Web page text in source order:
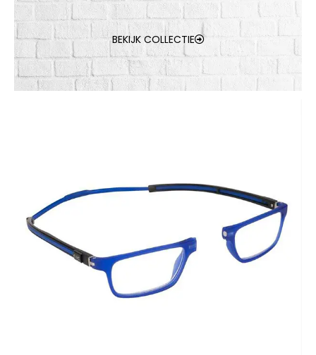
BEKIJK COLLECTIE